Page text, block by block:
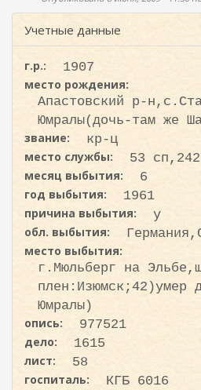
о
иУчетные данные
г.р.:
1907
место рождения:
Апастовский р-
Юмралы(дочь-там же
звание:
кр-ц
место службы:
53
месяц выбытия:
6
год выбытия:
1961
причина выбытия:
у
обл. выбытия:
место выбытия:
г.Мюльберг на
плен:Изюмск;42)умер
Юмралы)
опись:
977521
дело:
1615
лист:
58
госпиталь:
КГБ 6016